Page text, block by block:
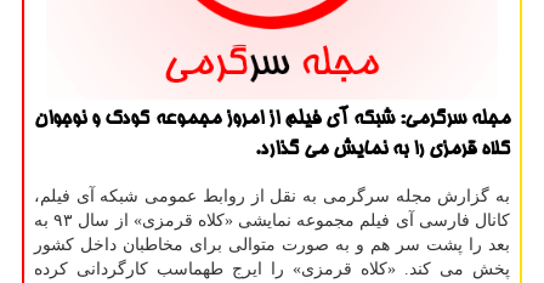
مجله سرگرمی: شبكه آی فیلم از امروز مجموعه كودك و نوجوان
كلاه قرمزی را به نمایش می گذارد.
به گزارش مجله سرگرمی به نقل از روابط عمومی شبكه آی فیلم،
كانال فارسی آی فیلم مجموعه نمایشی «كلاه قرمزی» از سال ۹۳ به
بعد را پشت سر هم و به صورت متوالی برای مخاطبان داخل كشور
پخش می كند. «كلاه قرمزی» را ایرج طهماسب كارگردانی كرده